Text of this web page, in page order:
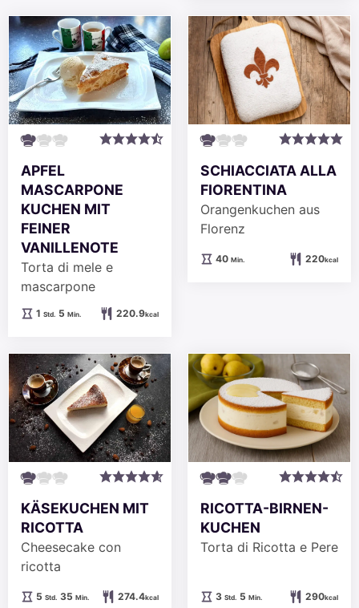
APFEL
MASCARPONE
KUCHEN MIT
FEINER
VANILLENOTE
Torta di mele e
mascarpone
1Stunde
Std. 5Minuten
Min. 220.9kcal
SCHIACCIATA ALLA
FIORENTINA
Orangenkuchen aus
Florenz
40Minuten
Min. 220kcal
KÄSEKUCHEN MIT
RICOTTA
Cheesecake con
ricotta
5Stunden
Std. 35Minuten
Min. 274.4kcal
RICOTTA-BIRNEN-
KUCHEN
Torta di Ricotta e Pere
3Stunden
Std. 5Minuten
Min. 290kcal